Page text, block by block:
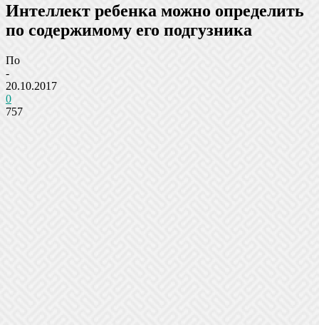
Интеллект ребенка можно определить
по содержимому его подгузника
По
-
20.10.2017
0
757